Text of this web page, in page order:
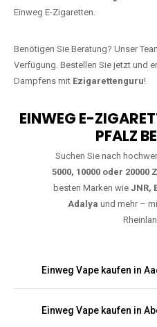
Einweg E-Zigaretten.
Benötigen Sie Beratung? Unser
Verfügung. Bestellen Sie jetzt und
Dampfens mit Ezigarettenguru!
EINWEG E-
PFALZ
Suchen Sie nach
5000, 10000 oder 20000
besten Marken wie JNR,
Adalya und mehr –
Einweg Vape kaufen in
Einweg Vape kaufen in